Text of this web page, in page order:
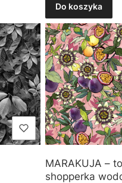
Do koszyka
MARAKUJA –
shopperka